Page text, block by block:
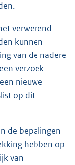
verwerend
kunnen
van de nadere
verzoek
nieuwe
op dit
de bepalingen
hebben op
van